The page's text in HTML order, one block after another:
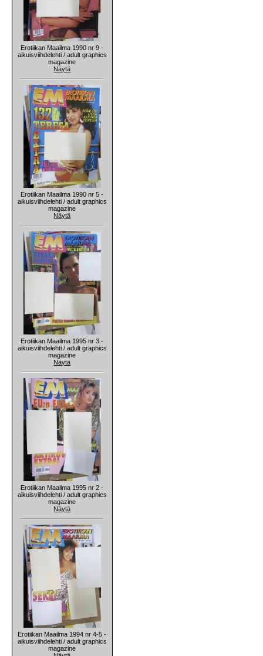
Erotiikan Maailma 1990 nr 9 -
aikuisviihdelehti / adult graphics
magazine
Näytä
Erotiikan Maailma 1990 nr 5 -
aikuisviihdelehti / adult graphics
magazine
Näytä
Erotiikan Maailma 1995 nr 3 -
aikuisviihdelehti / adult graphics
magazine
Näytä
Erotiikan Maailma 1995 nr 2 -
aikuisviihdelehti / adult graphics
magazine
Näytä
Erotiikan Maailma 1994 nr 4-5 -
aikuisviihdelehti / adult graphics
magazine